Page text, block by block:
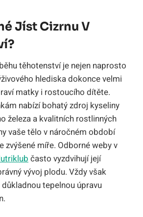
Jíst Cizrnu V
těhotenství je nejen naprosto
hlediska dokonce velmi
matky i rostoucího dítěte.
nabízí bohatý zdroj kyseliny
železa a kvalitních rostlinných
vaše tělo v náročném období
zvýšené míře. Odborné weby v
často vyzdvihují její
vývoj plodu. Vždy však
tepelnou úpravu